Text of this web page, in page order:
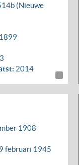
(Nieuwe
2014
1908
9 februari 1945